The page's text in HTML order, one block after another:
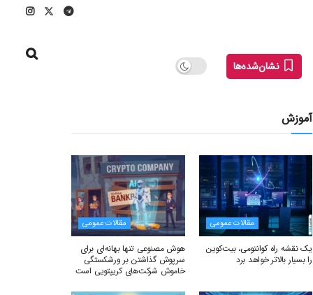
نشان‌شده‌ها
آموزش
مقالات عمومی
یک نقشه راه کوانتومی، بیت‌کوین
را بسیار بالاتر خواهد برد
مقالات عمومی
هوش مصنوعی تنها بهانه‌ای برای
سرپوش گذاشتن بر ورشکستگی
خاموش شرکت‌های کریپتویی است